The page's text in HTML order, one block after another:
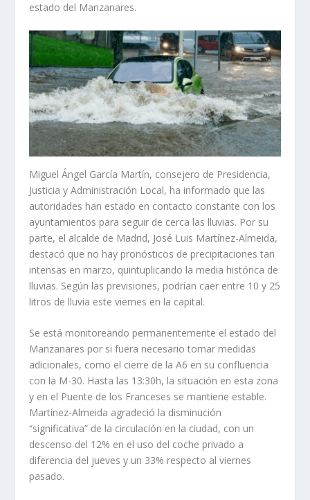
estado del Manzanares.
Miguel Ángel García Martín, consejero de Presidencia,
Justicia y Administración Local, ha informado que las
autoridades han estado en contacto constante con los
ayuntamientos para seguir de cerca las lluvias. Por su
parte, el alcalde de Madrid, José Luis Martínez-Almeida,
destacó que no hay pronósticos de precipitaciones tan
intensas en marzo, quintuplicando la media histórica de
lluvias. Según las previsiones, podrían caer entre 10 y 25
litros de lluvia este viernes en la capital.
Se está monitoreando permanentemente el estado del
Manzanares por si fuera necesario tomar medidas
adicionales, como el cierre de la A6 en su confluencia
con la M-30. Hasta las 13:30h, la situación en esta zona
y en el Puente de los Franceses se mantiene estable.
Martínez-Almeida agradeció la disminución
“significativa” de la circulación en la ciudad, con un
descenso del 12% en el uso del coche privado a
diferencia del jueves y un 33% respecto al viernes
pasado.